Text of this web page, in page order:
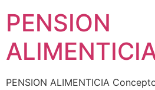
PENSION
PENSION ALIMENTICIA